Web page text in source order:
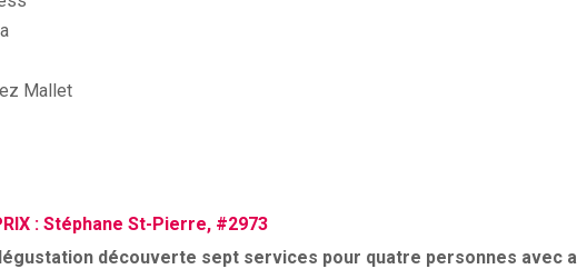
Mallet
: Stéphane St-Pierre, #2973
découverte sept services pour quatre personnes avec